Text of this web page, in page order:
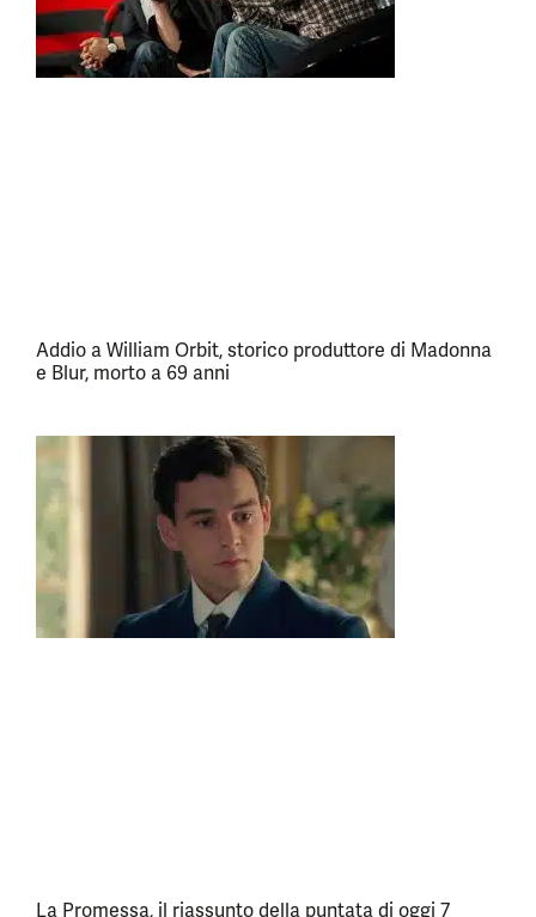
Addio a William Orbit, storico produttore di Madonna
e Blur, morto a 69 anni
La Promessa, il riassunto della puntata di oggi 7